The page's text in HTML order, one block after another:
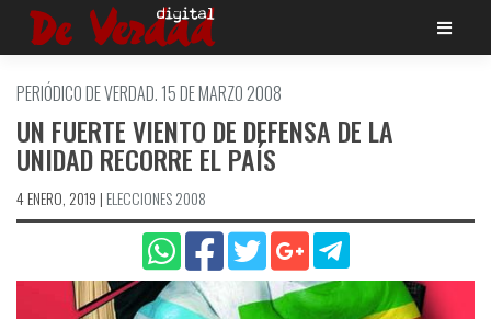
Saltar
PERIÓDICO DE VERDAD. 15 DE MARZO 2008
UN FUERTE VIENTO DE DEFENSA DE LA
UNIDAD RECORRE EL PAÍ­S
4 ENERO, 2019 | ELECCIONES 2008